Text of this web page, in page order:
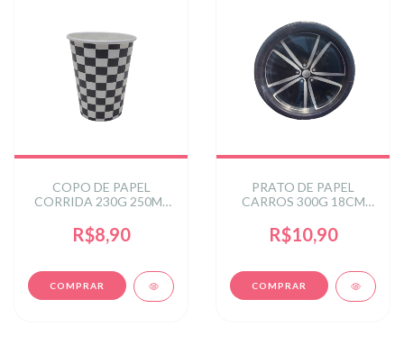
COPO DE PAPEL
CORRIDA 230G 250ML
R$8,90
PRATO DE PAPEL
CARROS 300G 18CM
R$10,90